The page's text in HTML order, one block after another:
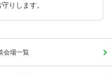
りします。
会場一覧